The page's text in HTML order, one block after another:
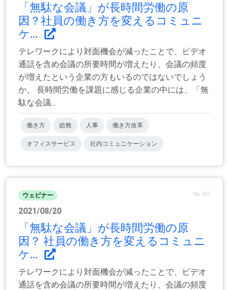
「無駄な会議」が長時間労働の原
因？社員の働き方を変えるコミュニ
ケ...
テレワークにより対面機会が減ったことで、ビデオ
通話を含め会議の所要時間が増えたり、会議の頻度
が増えたという企業の方もいるのではないでしょう
か。 長時間労働を課題に感じる企業の中には、「無
駄な会議...
働き方 総務 人事 働き方改革
オフィスサービス 社内コミュニケーション
ウェビナー No.187
2021/08/20
「無駄な会議」が長時間労働の原
因？ 社員の働き方を変えるコミュニ
ケ...
テレワークにより対面機会が減ったことで、ビデオ
通話を含め会議の所要時間が増えたり、会議の頻度